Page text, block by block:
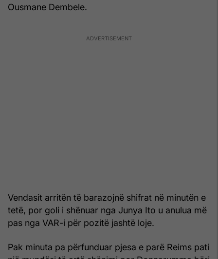
Ousmane Dembele.
Vendasit arritën të barazojnë shifrat në minutën e
tetë, por goli i shënuar nga Junya Ito u anulua më
pas nga VAR-i për pozitë jashtë loje.
Pak minuta pa përfunduar pjesa e parë Reims pati